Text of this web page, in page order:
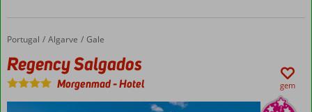
med plads til
shuttlebus
til den
gamle
bydel
Forside
Portugal Algarve Gale
Regency Salgados
Regency Salgados
Morgenmad-Hotel gem